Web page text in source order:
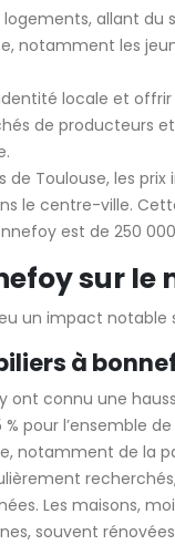
allant
notamment les
locale et
de producteurs
de Toulouse, les
le centre-ville.
est de 250
sur
un impact
à
ont connu une
pour l’ensemble
notamment de la
Les maisons,
souvent